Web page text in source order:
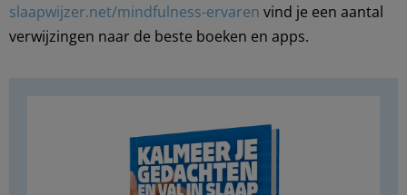
slaapwijzer.net/mindfulness-ervaren vind je een aantal
verwijzingen naar de beste boeken en apps.